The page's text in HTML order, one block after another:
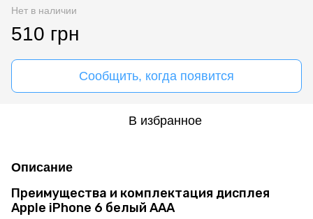
Нет в наличии
510 грн
Сообщить, когда появится
В избранное
Описание
Преимущества и комплектация дисплея
Apple iPhone 6 белый AAA